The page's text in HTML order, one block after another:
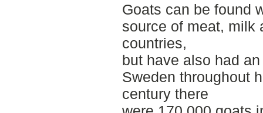
Goats can be found
source of meat, milk
countries,
but have also had
Sweden throughout
century there